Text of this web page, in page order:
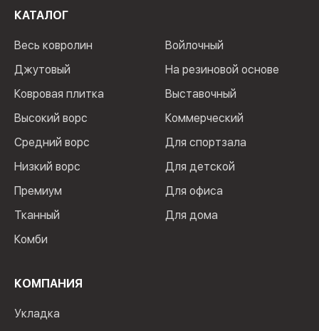
КАТАЛОГ
Весь ковролин
Джутовый
Ковровая плитка
Высокий ворс
Средний ворс
Низкий ворс
Премиум
Тканный
Комби
Войлочный
На резиновой основе
Выставочный
Коммерческий
Для спортзала
Для детской
Для офиса
Для дома
КОМПАНИЯ
Укладка